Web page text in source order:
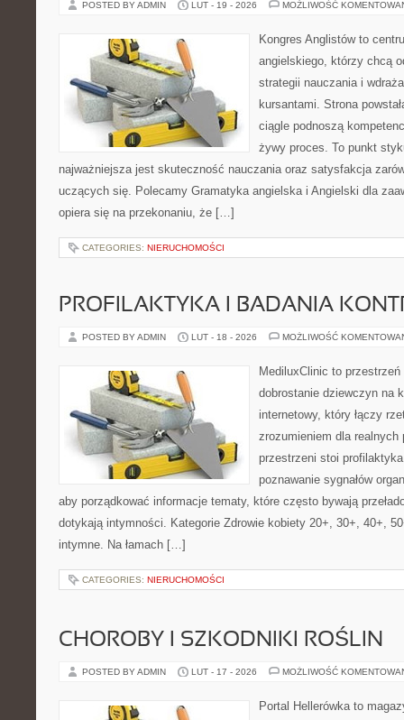
POSTED BY ADMIN LUT - 19 - 2026 MOŻLIWOŚĆ
Kongres Anglistów to
angielskiego, którzy chcą
strategii nauczania i
kursantami. Strona
ciągle podnoszą
żywy proces. To punkt
najważniejsza jest skuteczność nauczania oraz satysfakcja
uczących się. Polecamy Gramatyka angielska i Angielski dla
opiera się na przekonaniu, że […]
CATEGORIES: NIERUCHOMOŚCI
PROFILAKTYKA I BADANIA
POSTED BY ADMIN LUT - 18 - 2026 MOŻLIWOŚĆ
MediluxClinic to
dobrostanie dziewczyn na
internetowy, który łączy
zrozumieniem dla
przestrzeni stoi
poznawanie sygnałów
aby porządkować informacje tematy, które często bywają
dotykają intymności. Kategorie Zdrowie kobiety 20+, 30+, 40+,
intymne. Na łamach […]
CATEGORIES: NIERUCHOMOŚCI
CHOROBY I SZKODNIKI ROŚLIN
POSTED BY ADMIN LUT - 17 - 2026 MOŻLIWOŚĆ
Portal Hellerówka to